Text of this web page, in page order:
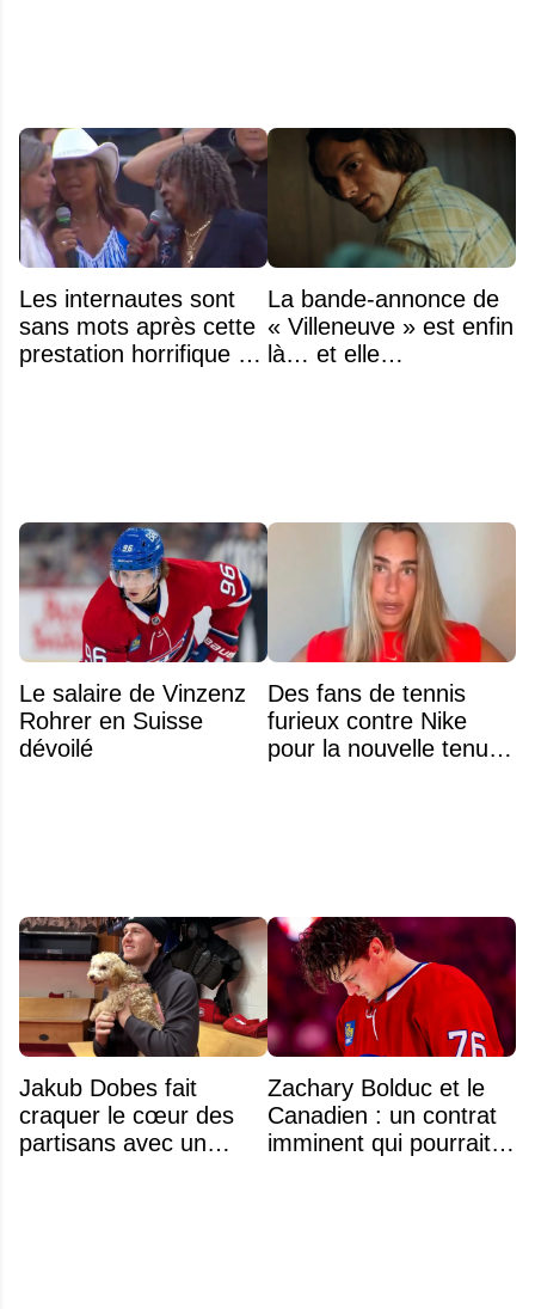
Les internautes sont
sans mots après cette
prestation horrifique de
La bande-annonce de
« Villeneuve » est enfin
là… et elle
Le salaire de Vinzenz
Rohrer en Suisse
dévoilé
Des fans de tennis
furieux contre Nike
pour la nouvelle tenue
Jakub Dobes fait
craquer le cœur des
partisans avec un
Zachary Bolduc et le
Canadien : un contrat
imminent qui pourrait